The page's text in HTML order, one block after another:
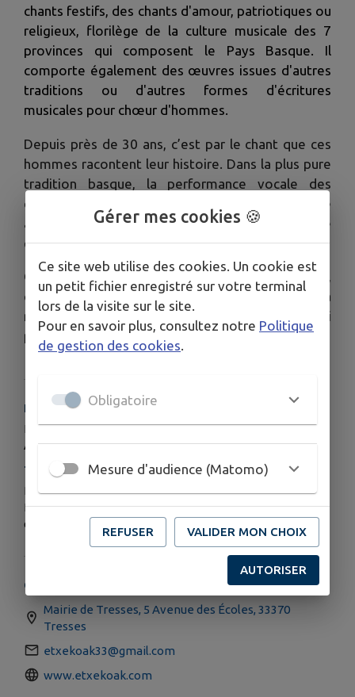
chants festifs, des chants d'amour, patriotiques ou
religieux, florilège de la culture musicale des 7
provinces qui composent le Pays Basque. Il
comporte également des œuvres issues d'autres
traditions ou d'autres formes d'écritures
musicales pour chœur d'hommes.
Depuis près de 30 ans, c’est par le chant que ces
hommes racontent leur histoire. Dans la plus pure
tradition basque, la performance vocale des
choristes plonge les spectateurs dans une
atmosphère authentique, empreinte de sincérité
et d’émotions.
Opéra et Grand Théâtre de Bordeaux, festivals,
concerts en France ou à l’étranger,ETXEKOAK
a
multiplié les représentations et même sorti
plusieurs CD.
HORAIRES
Les répétitions ont lieu tous les lundis de 20h à 22h salle
ADEMA à Tresses.
TARIFS
Prix de l’adhésion annuelle 100 €.
L’adhésion comprend également la fourniture et le prêt
des partitions (propriété d’Etxekoak).
COORDONNÉES
Mairie de Tresses, 5 Avenue des Écoles, 33370
Tresses
etxekoak33@gmail.com
www.etxekoak.com
Gérer mes cookies 🍪
Ce site web utilise des cookies. Un cookie est
un petit fichier enregistré sur votre terminal
lors de la visite sur le site.
Pour en savoir plus, consultez notre Politique
de gestion des cookies.
Obligatoire
Mesure d'audience (Matomo)
REFUSER VALIDER MON CHOIX
AUTORISER